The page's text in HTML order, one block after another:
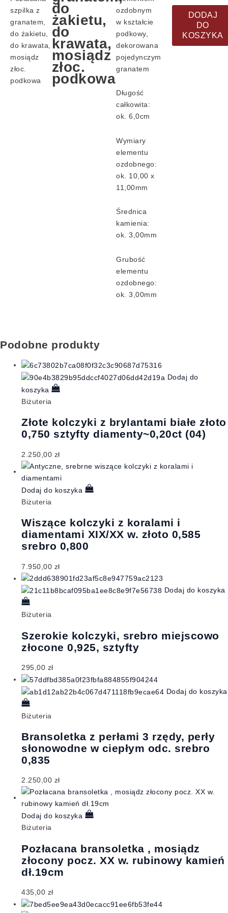
szpilka z
granatem,
do żakietu,
do krawata,
mosiądz
złoc.
podkowa
do
żakietu,
do
krawata,
mosiądz
złoc.
podkowa
ozdobnym
w kształcie
podkowy,
dekorowana
pojedynczym
granatem
Długość
całkowita:
ok. 6,0cm
Wymiary
elementu
ozdobnego:
ok. 10,00 x
11,00mm
Średnica
kamienia:
ok. 3,00mm
Grubość
elementu
ozdobnego:
ok. 3,00mm
żakietu,
do
DODAJ
DO
KOSZYKA
Podobne produkty
Dodaj do
koszyka
Biżuteria
Złote kolczyki z brylantami białe złoto
0,750 sztyfty diamenty~0,20ct (04)
2.250,00 zł
Dodaj do koszyka
Biżuteria
Wiszące kolczyki z koralami i
diamentami XIX/XX w. złoto 0,585
srebro 0,800
7.950,00 zł
Dodaj do koszyka
Biżuteria
Szerokie kolczyki, srebro miejscowo
złocone 0,925, sztyfty
295,00 zł
Dodaj do koszyka
Biżuteria
Bransoletka z perłami 3 rzędy, perły
słonowodne w ciepłym odc. srebro
0,835
2.250,00 zł
Dodaj do koszyka
Biżuteria
Pozłacana bransoletka , mosiądz
złocony pocz. XX w. rubinowy kamień
dł.19cm
435,00 zł